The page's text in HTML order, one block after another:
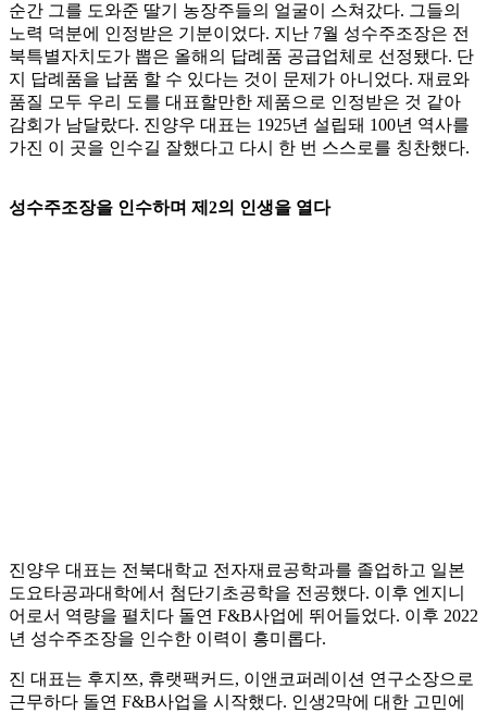
순간 그를 도와준 딸기 농장주들의 얼굴이 스쳐갔다. 그들의
노력 덕분에 인정받은 기분이었다. 지난 7월 성수주조장은 전
북특별자치도가 뽑은 올해의 답례품 공급업체로 선정됐다. 단
지 답례품을 납품 할 수 있다는 것이 문제가 아니었다. 재료와
품질 모두 우리 도를 대표할만한 제품으로 인정받은 것 같아
감회가 남달랐다. 진양우 대표는 1925년 설립돼 100년 역사를
가진 이 곳을 인수길 잘했다고 다시 한 번 스스로를 칭찬했다.
성수주조장을 인수하며 제2의 인생을 열다
진양우 대표는 전북대학교 전자재료공학과를 졸업하고 일본
도요타공과대학에서 첨단기초공학을 전공했다. 이후 엔지니
어로서 역량을 펼치다 돌연 F&B사업에 뛰어들었다. 이후 2022
년 성수주조장을 인수한 이력이 흥미롭다.
진 대표는 후지쯔, 휴랫팩커드, 이앤코퍼레이션 연구소장으로
근무하다 돌연 F&B사업을 시작했다. 인생2막에 대한 고민에